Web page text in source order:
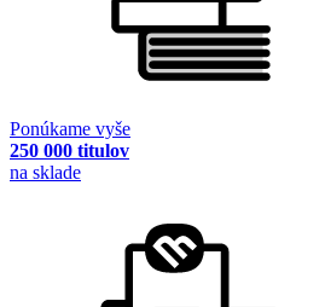
Ponúkame vyše
250 000 titulov
na sklade